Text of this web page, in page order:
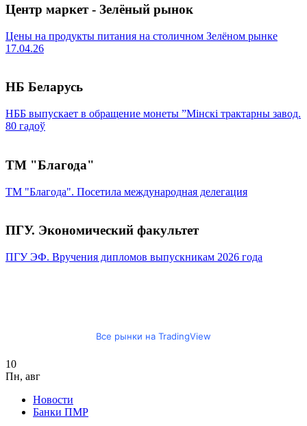
Центр маркет - Зелёный рынок
Цены на продукты питания на столичном Зелёном рынке
17.04.26
НБ Беларусь
НББ выпускает в обращение монеты ”Мінскі трактарны завод.
80 гадоў
ТМ "Благода"
ТМ "Благода". Посетила международная делегация
ПГУ. Экономический факультет
ПГУ ЭФ. Вручения дипломов выпускникам 2026 года
Все рынки на TradingView
10
Пн, авг
Новости
Банки ПМР